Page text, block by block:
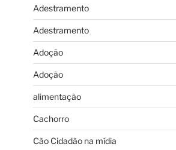
Adestramento
Adestramento
Adoção
Adoção
alimentação
Cachorro
Cão Cidadão na mídia